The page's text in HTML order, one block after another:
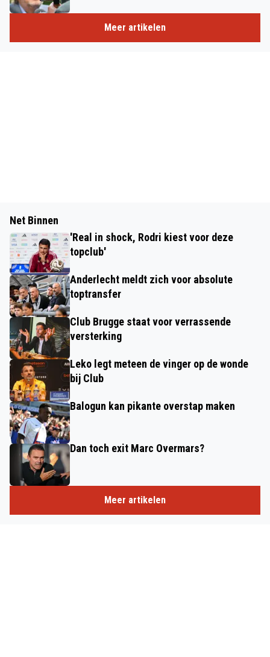
Meer artikelen
Net Binnen
'Real in shock, Rodri kiest voor deze
topclub'
Anderlecht meldt zich voor absolute
toptransfer
Club Brugge staat voor verrassende
versterking
Leko legt meteen de vinger op de wonde
bij Club
Balogun kan pikante overstap maken
Dan toch exit Marc Overmars?
Meer artikelen